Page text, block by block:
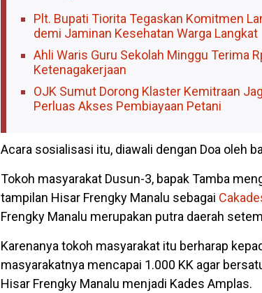
Plt. Bupati Tiorita Tegaskan Komitmen
demi Jaminan Kesehatan Warga Langkat
Ahli Waris Guru Sekolah Minggu Terima
Ketenagakerjaan
OJK Sumut Dorong Klaster Kemitraan
Perluas Akses Pembiayaan Petani
Acara sosialisasi itu, diawali dengan Doa oleh
Tokoh masyarakat Dusun-3, bapak Tamba
tampilan Hisar Frengky Manalu sebagai
Frengky Manalu merupakan putra daerah
Karenanya tokoh masyarakat itu berharap
masyarakatnya mencapai 1.000 KK agar
Hisar Frengky Manalu menjadi Kades Amplas.